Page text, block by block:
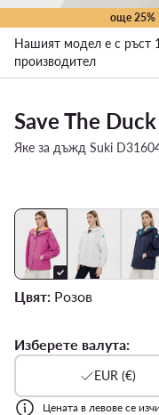
още 25%
Нашият модел е с ръст
производител
Save The Duck
Яке за дъжд Suki
Цвят: Розов
Изберете валута:
EUR (€)
Цената в левове се